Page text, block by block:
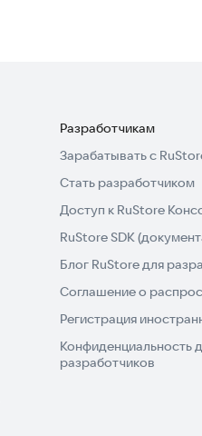
Разработчикам
Зарабатывать с
Стать разработчиком
Доступ к RuStore
RuStore SDK
Блог RuStore для
Соглашение о
Регистрация
Конфиденциальность
разработчиков